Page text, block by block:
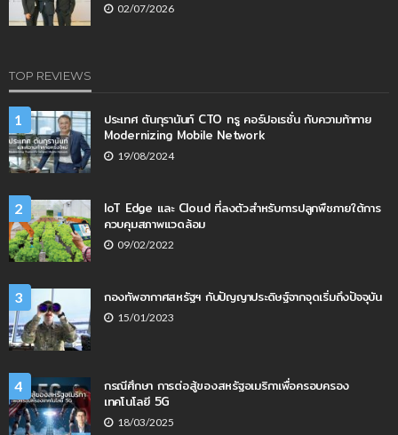
02/07/2026
TOP REVIEWS
1
ประเทศ ตันกุรานันท์ CTO ทรู คอร์ปอเรชั่น กับความท้าทาย
Modernizing Mobile Network
19/08/2024
2
IoT Edge และ Cloud ที่ลงตัวสำหรับการปลูกพืชภายใต้การ
ควบคุมสภาพแวดล้อม
09/02/2022
3 กองทัพอากาศสหรัฐฯ กับปัญญาประดิษฐ์จากจุดเริ่มถึงปัจจุบัน
15/01/2023
4
กรณีศึกษา การต่อสู้ของสหรัฐอเมริกาเพื่อครอบครอง
เทคโนโลยี 5G
18/03/2025